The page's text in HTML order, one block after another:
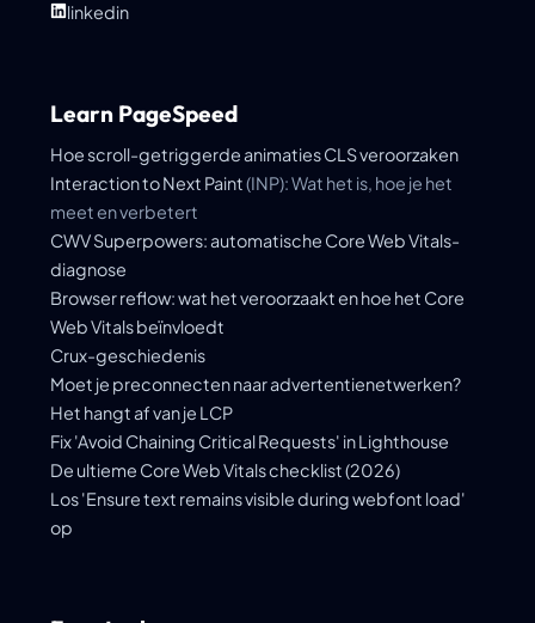
linkedin
Learn PageSpeed
Hoe scroll-getriggerde animaties CLS veroorzaken
Interaction to Next Paint(INP): Wat het is, hoe je het
meet en verbetert
CWV Superpowers: automatische Core Web Vitals-
diagnose
Browser reflow: wat het veroorzaakt en hoe het Core
Web Vitals beïnvloedt
Crux-geschiedenis
Moet je preconnecten naar advertentienetwerken?
Het hangt af van je LCP
Fix 'Avoid Chaining Critical Requests' in Lighthouse
De ultieme Core Web Vitals checklist (2026)
Los 'Ensure text remains visible during webfont load'
op